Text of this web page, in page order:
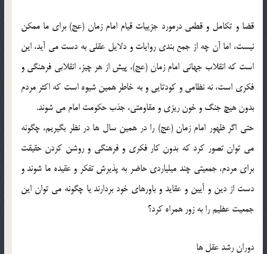
قضا و تکامل و قطعي درمورد جزييات قيام امام زمان (عج) براي ما ممکن
نيست، اما آن چه از جمع بندي روايات و دلايل عقلي به دست مي آيد، اين
است که انقلاب جهاني امام زمان (عج)، پيش از هر چيز، انقلابي فرهنگي و
فکري است، نه نظامي و کودتايي و به خاطر همين شيوه است که اکثر مردم
بدون هيچ جنگ و خون ريزي و مقاومتي، جذب حکومت امام مي شوند.
حتي اگر ظهور امام زمان (عج) را در همين سال ها در نظر بگيريم، چگونه
مي توان تصور کرد که بدون کار فکري و فرهنگي و روشن کردن حقيقت
براي مردم، جمعيتي چند ميلياردي حاضر به پذيرش تفکر و عقيده ما شوند و
دست از دين و آيين و عقايد و باورهاي خود بردارند يا چگونه مي توان اين
جمعيت عظيم را به زور همراه کرد؟
دوران رشد عقل ها